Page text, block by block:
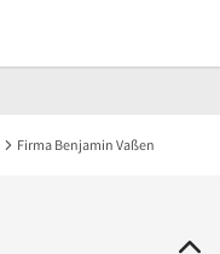
Firma Benjamin Vaßen